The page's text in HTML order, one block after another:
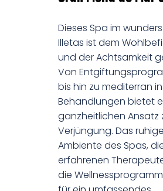
Dieses Spa im
Illetas ist dem
und der Achtsamkeit
Von
bis hin zu mediterran
Behandlungen bietet
ganzheitlichen Ansatz
Verjüngung. Das ruhige
Ambiente des Spas,
erfahrenen
die